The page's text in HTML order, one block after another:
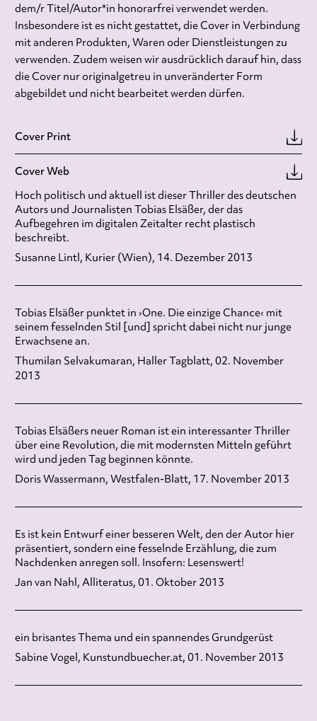
dem/r Titel/Autor*in honorarfrei verwendet werden.
Insbesondere ist es nicht gestattet, die Cover in Verbindung
mit anderen Produkten, Waren oder Dienstleistungen zu
verwenden. Zudem weisen wir ausdrücklich darauf hin, dass
die Cover nur originalgetreu in unveränderter Form
abgebildet und nicht bearbeitet werden dürfen.
Cover Print
Cover Web
Hoch politisch und aktuell ist dieser Thriller des deutschen
Autors und Journalisten Tobias Elsäßer, der das
Aufbegehren im digitalen Zeitalter recht plastisch
beschreibt.
Susanne Lintl, Kurier (Wien), 14. Dezember 2013
Tobias Elsäßer punktet in ›One. Die einzige Chance‹ mit
seinem fesselnden Stil [und] spricht dabei nicht nur junge
Erwachsene an.
Thumilan Selvakumaran, Haller Tagblatt, 02. November
2013
Tobias Elsäßers neuer Roman ist ein interessanter Thriller
über eine Revolution, die mit modernsten Mitteln geführt
wird und jeden Tag beginnen könnte.
Doris Wassermann, Westfalen-Blatt, 17. November 2013
Es ist kein Entwurf einer besseren Welt, den der Autor hier
präsentiert, sondern eine fesselnde Erzählung, die zum
Nachdenken anregen soll. Insofern: Lesenswert!
Jan van Nahl, Alliteratus, 01. Oktober 2013
ein brisantes Thema und ein spannendes Grundgerüst
Sabine Vogel, Kunstundbuecher.at, 01. November 2013